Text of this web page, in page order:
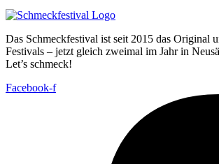
Das Schmeckfestival ist seit 2015 das Original
Festivals – jetzt gleich zweimal im Jahr in
Let’s schmeck!
Facebook-f